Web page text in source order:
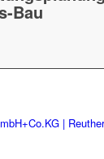
Bau
|